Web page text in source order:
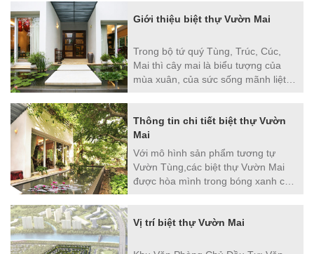
Giới thiệu biệt thự Vườn Mai
Trong bộ tứ quý Tùng, Trúc, Cúc,
Mai thì cây mai là biểu tượng của
mùa xuân, của sức sống mãnh liệt.
sẽ mang đến những tiện nghi sang
trọng, hiện đại, đẳng cấp cho khách
hàng.
Thông tin chi tiết biệt thự Vườn
Mai
Với mô hình sản phẩm tương tự
Vườn Tùng,các biệt thự Vườn Mai
được hòa mình trong bóng xanh của
nên một bức tranh thiên nhiên đặc
lập với kiến trúc nhà hiện đại, sang
Vị trí biệt thự Vườn Mai